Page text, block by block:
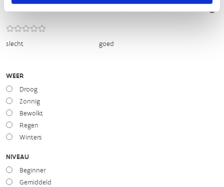
slecht goed
WEER
Droog
Zonnig
Bewolkt
Regen
Winters
NIVEAU
Beginner
Gemiddeld